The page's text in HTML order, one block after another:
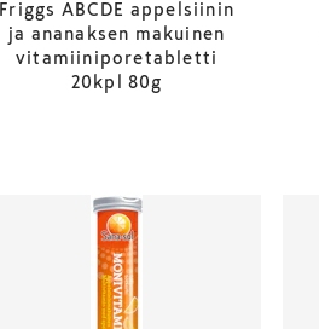
Friggs ABCDE appelsiinin
ja ananaksen makuinen
vitamiiniporetabletti
20kpl 80g